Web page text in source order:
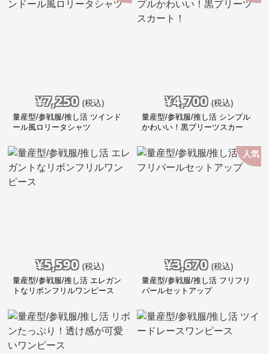
¥7,250 (税込)
量産型/参戦服/推し活 ツインド
ール風ロリータシャツ
¥4,700 (税込)
量産型/参戦服/推し活 シンプル
かわいい！黒プリーツスカー
¥5,590 (税込)
量産型/参戦服/推し活 エレガン
トなリボンフリルワンピース
人気
¥3,670 (税込)
量産型/参戦服/推し活 フリフリ
パールセットアップ